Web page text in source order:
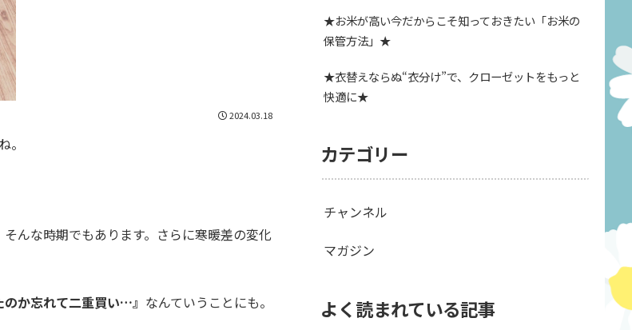
2024.03.18
。
んな時期でもあります。さらに寒暖差の変化
のか忘れて二重買い…』 なんていうことにも。
★お米が高い今だからこそ知っておきたい「お米の
保管方法」★
★衣替えならぬ“衣分け”で、クローゼットをもっと
快適に★
カテゴリー
チャンネル
マガジン
よく読まれている記事